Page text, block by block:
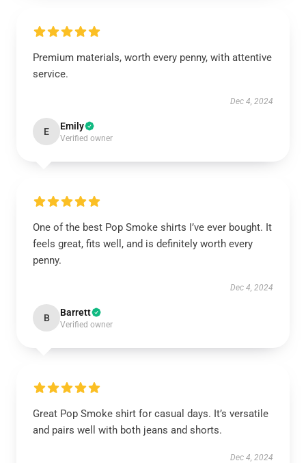
Premium materials, worth every penny, with attentive
service.
Dec 4, 2024
E Emily
Verified owner
One of the best Pop Smoke shirts I’ve ever bought. It
feels great, fits well, and is definitely worth every
penny.
Dec 4, 2024
B Barrett
Verified owner
Great Pop Smoke shirt for casual days. It’s versatile
and pairs well with both jeans and shorts.
Dec 4, 2024